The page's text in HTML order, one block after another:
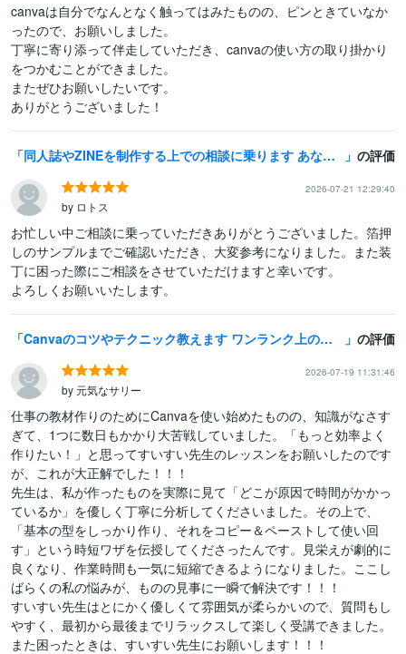
canvaは自分でなんとなく触ってはみたものの、ピンときていなか
ったので、お願いしました。
丁寧に寄り添って伴走していただき、canvaの使い方の取り掛かり
をつかむことができました。
またぜひお願いしたいです。
ありがとうございました！
同人誌やZINEを制作する上での相談に乗ります あなたの作品作りのお手伝いを全力でいたします！ の評価
2026-07-21 12:29:40
by ロトス
お忙しい中ご相談に乗っていただきありがとうございました。箔押
しのサンプルまでご確認いただき、大変参考になりました。また装
丁に困った際にご相談をさせていただけますと幸いです。
よろしくお願いいたします。
Canvaのコツやテクニック教えます ワンランク上のデザインを制作できるように！ の評価
2026-07-19 11:31:46
by 元気なサリー
仕事の教材作りのためにCanvaを使い始めたものの、知識がなさす
ぎて、1つに数日もかかり大苦戦していました。「もっと効率よく
作りたい！」と思ってすいすい先生のレッスンをお願いしたのです
が、これが大正解でした！！！
先生は、私が作ったものを実際に見て「どこが原因で時間がかかっ
ているか」を優しく丁寧に分析してくださいました。その上で、
「基本の型をしっかり作り、それをコピー＆ペーストして使い回
す」という時短ワザを伝授してくださったんです。見栄えが劇的に
良くなり、作業時間も一気に短縮できるようになりました。ここし
ばらくの私の悩みが、ものの見事に一瞬で解決です！！！
すいすい先生はとにかく優しくて雰囲気が柔らかいので、質問もし
やすく、最初から最後までリラックスして楽しく受講できました。
また困ったときは、すいすい先生にお願いします！！！